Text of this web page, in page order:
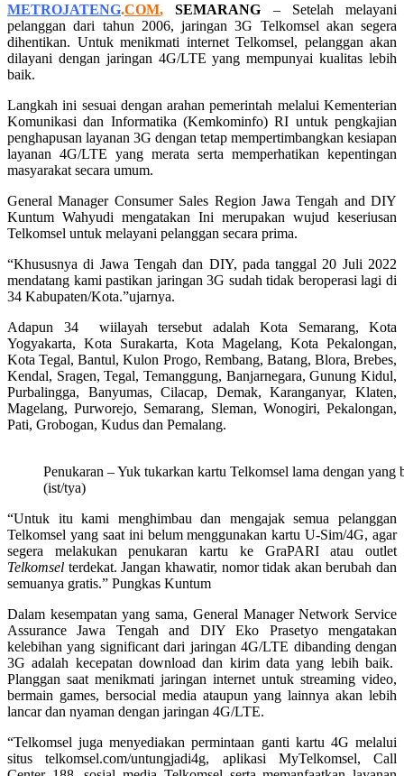
METROJATENG.COM,SEMARANG – Setelah melayani
pelanggan dari tahun 2006, jaringan 3G Telkomsel akan segera
dihentikan. Untuk menikmati internet Telkomsel, pelanggan akan
dilayani dengan jaringan 4G/LTE yang mempunyai kualitas lebih
baik.
Langkah ini sesuai dengan arahan pemerintah melalui Kementerian
Komunikasi dan Informatika (Kemkominfo) RI untuk pengkajian
penghapusan layanan 3G dengan tetap mempertimbangkan kesiapan
layanan 4G/LTE yang merata serta memperhatikan kepentingan
masyarakat secara umum.
General Manager Consumer Sales Region Jawa Tengah and DIY
Kuntum Wahyudi mengatakan Ini merupakan wujud keseriusan
Telkomsel untuk melayani pelanggan secara prima.
“Khususnya di Jawa Tengah dan DIY, pada tanggal 20 Juli 2022
mendatang kami pastikan jaringan 3G sudah tidak beroperasi lagi di
34 Kabupaten/Kota.”ujarnya.
Adapun 34 wiilayah tersebut adalah Kota Semarang, Kota
Yogyakarta, Kota Surakarta, Kota Magelang, Kota Pekalongan,
Kota Tegal, Bantul, Kulon Progo, Rembang, Batang, Blora, Brebes,
Kendal, Sragen, Tegal, Temanggung, Banjarnegara, Gunung Kidul,
Purbalingga, Banyumas, Cilacap, Demak, Karanganyar, Klaten,
Magelang, Purworejo, Semarang, Sleman, Wonogiri, Pekalongan,
Pati, Grobogan, Kudus dan Pemalang.
Penukaran – Yuk tukarkan kartu Telkomsel lama dengan
(ist/tya)
“Untuk itu kami menghimbau dan mengajak semua pelanggan
Telkomsel yang saat ini belum menggunakan kartu U-Sim/4G, agar
segera melakukan penukaran kartu ke GraPARI atau outlet
Telkomsel terdekat. Jangan khawatir, nomor tidak akan berubah dan
semuanya gratis.” Pungkas Kuntum
Dalam kesempatan yang sama, General Manager Network Service
Assurance Jawa Tengah and DIY Eko Prasetyo mengatakan
kelebihan yang significant dari jaringan 4G/LTE dibanding dengan
3G adalah kecepatan download dan kirim data yang lebih baik.
Planggan saat menikmati jaringan internet untuk streaming video,
bermain games, bersocial media ataupun yang lainnya akan lebih
lancar dan nyaman dengan jaringan 4G/LTE.
“Telkomsel juga menyediakan permintaan ganti kartu 4G melalui
situs telkomsel.com/untungjadi4g, aplikasi MyTelkomsel, Call